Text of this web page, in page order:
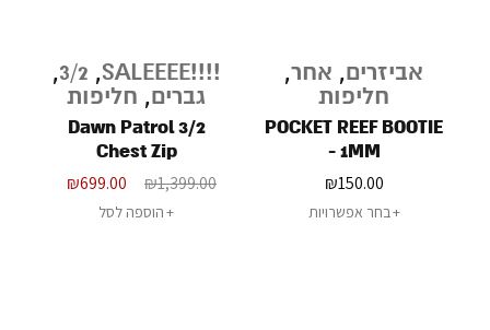
אביזרים, אחר,
חליפות
POCKET REEF BOOTIE
- 1MM
₪150.00
בחר אפשרויות
!!!!SALEEEE
,
3/2
,
גברים, חליפות
Dawn Patrol 3/2
Chest Zip
₪1,399.00
₪699.00
הוספה לסל